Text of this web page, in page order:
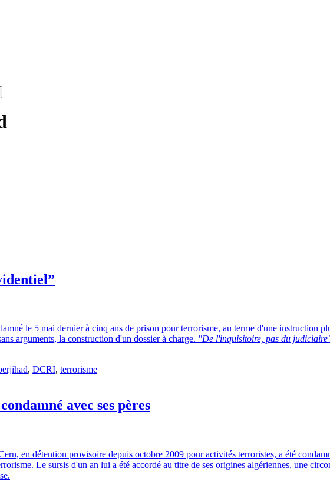
le 5 mai dernier à cinq ans de prison pour terrorisme, au terme d'une instruction
arguments, la construction d'un dossier à charge. "De l'inquisitoire, pas du
, DCRI, terrorisme
avec ses pères
en détention provisoire depuis octobre 2009 pour activités terroristes, a été
Le sursis d'un an lui a été accordé au titre de ses origines algériennes, une